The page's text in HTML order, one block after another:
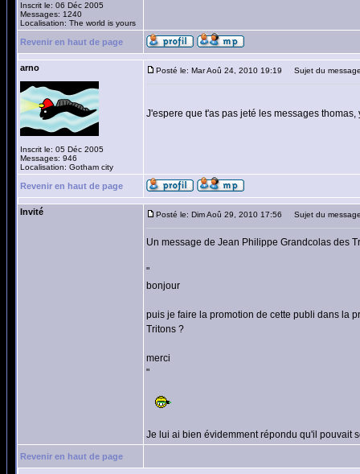
Inscrit le: 06 Déc 2005
Messages: 1240
Localisation: The world is yours
Revenir en haut de page
arno
Inscrit le: 05 Déc 2005
Messages: 946
Localisation: Gotham city
Posté le: Mar Aoû 24, 2010 19:19 Sujet du
J'espere que t'as pas jeté les messages
Revenir en haut de page
Invité Posté le: Dim Aoû 29, 2010 17:56 Sujet du
Un message de Jean Philippe Grandcolas des
"
bonjour
puis je faire la promotion de cette publi dans la
Tritons ?
merci
"
Je lui ai bien évidemment répondu qu'il pouvait
Revenir en haut de page